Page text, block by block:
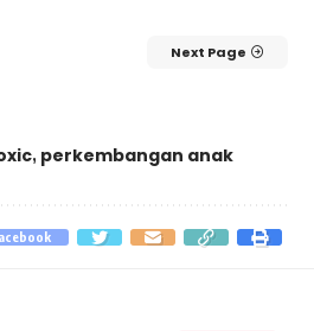
Next Page
, perkembangan anak